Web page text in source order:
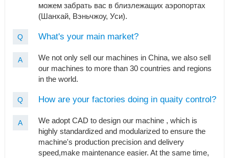
можем забрать вас в близлежащих аэропортах
(Шанхай, Вэньчжоу, Уси).
Q What's your main market?
A
We not only sell our machines in China, we also sell
our machines to more than 30 countries and regions
in the world.
Q How are your factories doing in quaity control?
A
We adopt CAD to design our machine , which is
highly standardized and modularized to ensure the
machine's production precision and delivery
speed,make maintenance easier. At the same time,